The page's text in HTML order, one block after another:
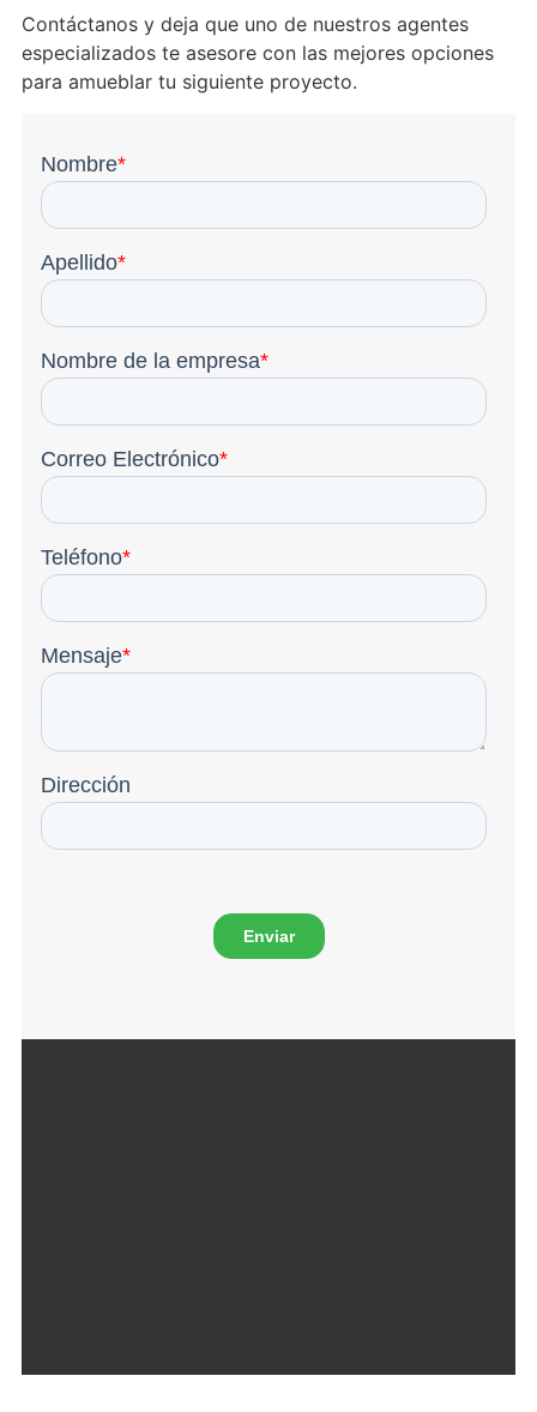
Contáctanos y deja que uno de nuestros agentes
especializados te asesore con las mejores opciones
para amueblar tu siguiente proyecto.